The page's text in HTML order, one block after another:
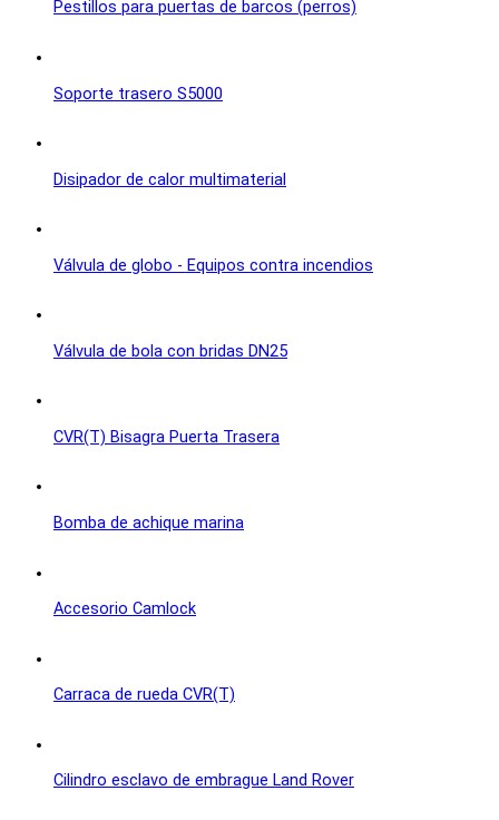
Pestillos para puertas de barcos (perros)
Soporte trasero S5000
Disipador de calor multimaterial
Válvula de globo - Equipos contra incendios
Válvula de bola con bridas DN25
CVR(T) Bisagra Puerta Trasera
Bomba de achique marina
Accesorio Camlock
Carraca de rueda CVR(T)
Cilindro esclavo de embrague Land Rover